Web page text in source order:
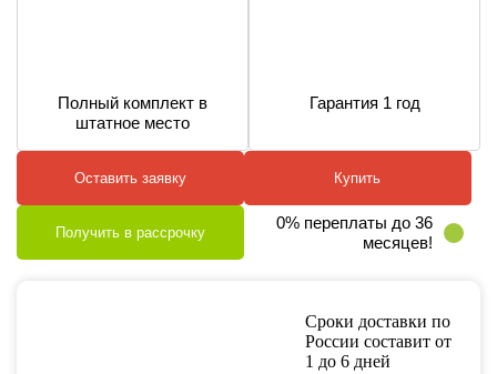
Полный комплект в
штатное место
Гарантия 1 год
Оставить заявку Купить
Получить в рассрочку
0% переплаты до 36
месяцев!
Сроки доставки по
России составит от
1 до 6 дней